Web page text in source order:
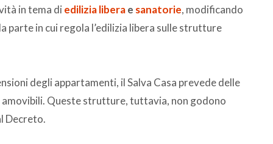
in tema di edilizia liberae sanatorie, modificando
parte in cui regola l’edilizia libera sulle strutture
degli appartamenti, il Salva Casa prevede delle
Queste strutture, tuttavia, non godono
Decreto.